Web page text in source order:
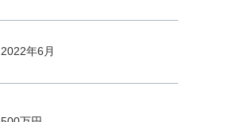
2022年6月